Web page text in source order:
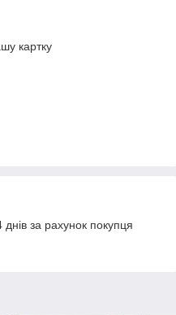
картку
за рахунок покупця